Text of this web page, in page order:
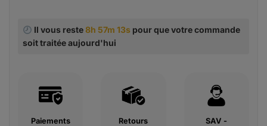
Il vous reste8h 57m 12spour que votre commande
soit traitée aujourd'hui
Paiements
Retours
SAV -